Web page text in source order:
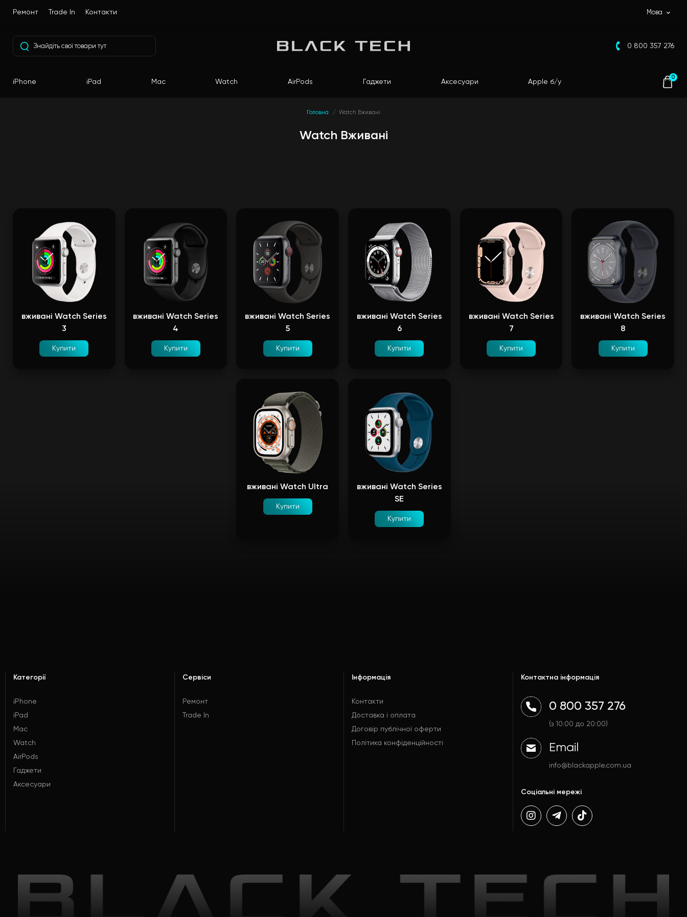
Ремонт Trade In Контакти Мова
0 800 357 276
iPhone iPad Mac Watch AirPods Гаджети Аксесуари Apple б/у
0
Головна Watch Вживані
Watch Вживані
вживані Watch Series
3
Купити
вживані Watch Series
4
Купити
вживані Watch Series
5
Купити
вживані Watch Series
6
Купити
вживані Watch Series
7
Купити
вживані Watch Series
8
Купити
вживані Watch Ultra
Купити
вживані Watch Series
SE
Купити
Категорії
iPhone
iPad
Mac
Watch
AirPods
Гаджети
Аксесуари
Сервіси
Ремонт
Trade In
Інформація
Контакти
Доставка і оплата
Договір публічної оферти
Політика конфіденційності
Контактна інформація
0 800 357 276
(з 10:00 до 20:00)
Email
info@blackapple.com.ua
Соціальні мережі